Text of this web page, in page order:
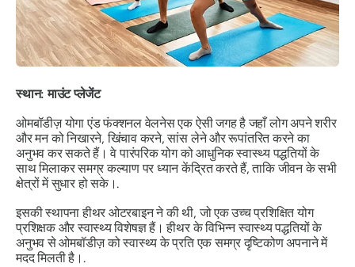
स्थान: माउंट प्लेजेंट
ओमबॉडीज़ योगा एंड फंक्शनल वेलनेस एक ऐसी जगह है जहाँ लोग अपने शरीर
और मन को निखारने, खिंचाव करने, सांस लेने और रूपांतरित करने का
अनुभव कर सकते हैं। वे पारंपरिक योग को आधुनिक स्वास्थ्य पद्धतियों के
साथ मिलाकर समग्र कल्याण पर ध्यान केंद्रित करते हैं, ताकि जीवन के सभी
क्षेत्रों में सुधार हो सके।.
इसकी स्थापना हीथर ओटरबाइन ने की थी, जो एक उच्च प्रशिक्षित योग
प्रशिक्षक और स्वास्थ्य विशेषज्ञ हैं। हीथर के विभिन्न स्वास्थ्य पद्धतियों के
अनुभव से ओमबॉडीज़ को स्वास्थ्य के प्रति एक समग्र दृष्टिकोण अपनाने में
मदद मिलती है।.